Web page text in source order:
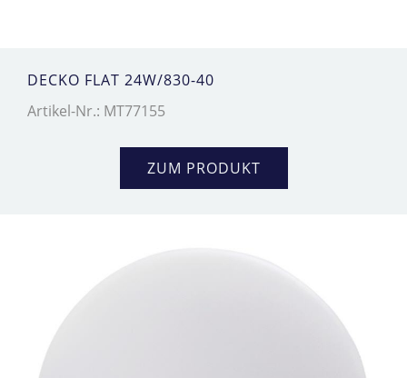
DECKO FLAT 24W/830-40
Artikel-Nr.: MT77155
ZUM PRODUKT